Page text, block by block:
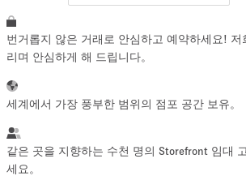
100 sq ft
~ 13 명
번거롭지 않은 거래로 안심하고 예약하세요! 저
리며 안심하게 해 드립니다。
세계에서 가장 풍부한 범위의 점포 공간 보유。
같은 곳을 지향하는 수천 명의 Storefront 임대
세요。